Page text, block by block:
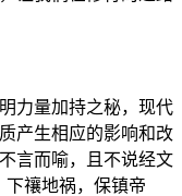
力量加持之秘，现代
产生相应的影响和改
言而喻，且不说经文
下禳地祸，保镇帝